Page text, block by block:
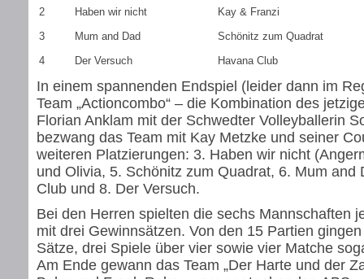
2
Haben wir nicht
Kay & Franzi
3
Mum and Dad
Schönitz zum Quadrat
4
Der Versuch Havana Club
In einem spannenden Endspiel (leider dann im
Team „Actioncombo“ – die Kombination des
Florian Anklam mit der Schwedter Volleyballerin
bezwang das Team mit Kay Metzke und seiner
weiteren Platzierungen: 3. Haben wir nicht
und Olivia, 5. Schönitz zum Quadrat, 6. Mum and
Club und 8. Der Versuch.
Bei den Herren spielten die sechs Mannschaften
mit drei Gewinnsätzen. Von den 15 Partien
Sätze, drei Spiele über vier sowie vier Matche
Am Ende gewann das Team „Der Harte und der